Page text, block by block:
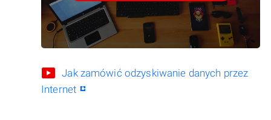
Jak zamówić odzyskiwanie danych przez
Internet